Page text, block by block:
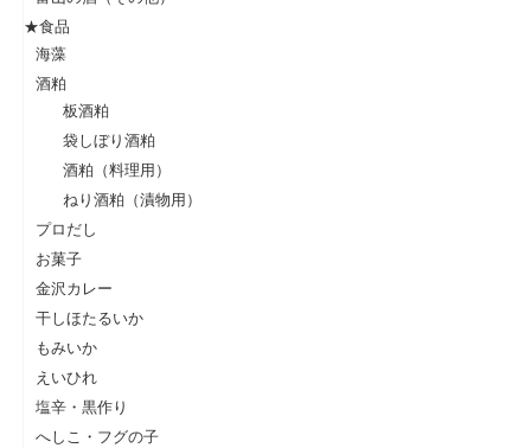
★食品
海藻
酒粕
板酒粕
袋しぼり酒粕
酒粕（料理用）
ねり酒粕（漬物用）
プロだし
お菓子
金沢カレー
干しほたるいか
もみいか
えいひれ
塩辛・黒作り
へしこ・フグの子